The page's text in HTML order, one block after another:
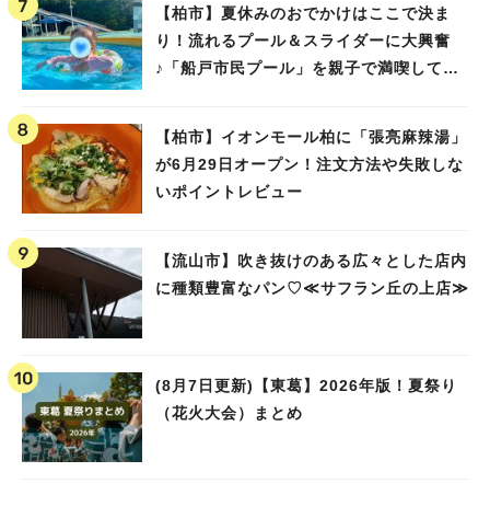
【柏市】夏休みのおでかけはここで決ま
り！流れるプール＆スライダーに大興奮
♪「船戸市民プール」を親子で満喫してき
【柏市】イオンモール柏に「張亮麻辣湯」
が6月29日オープン！注文方法や失敗しな
いポイントレビュー
【流山市】吹き抜けのある広々とした店内
に種類豊富なパン♡≪サフラン丘の上店≫
(8月7日更新)【東葛】2026年版！夏祭り
（花火大会）まとめ